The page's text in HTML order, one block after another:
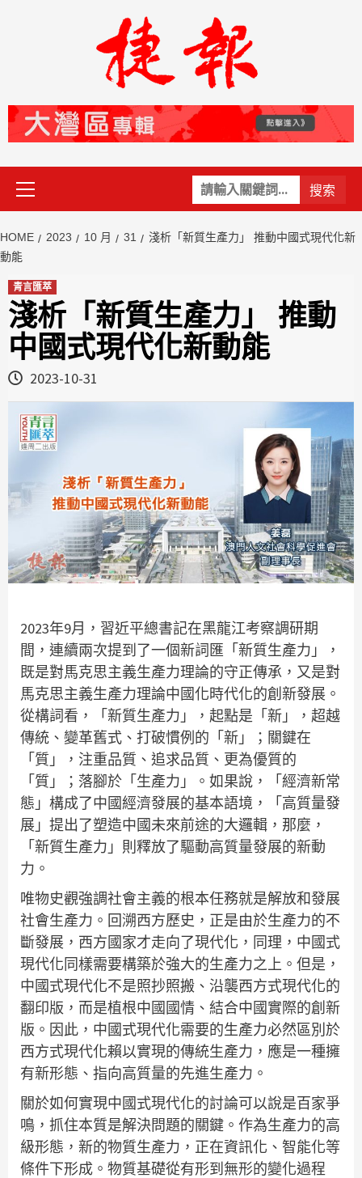
關
鍵
Primary
Menu
HOME 2023 10 月 31
淺析「新質生產力」 推動中國式現代化新
動能
青言匯萃
淺析「新質生產力」 推動
中國式現代化新動能
2023-10-31
2023年9月，習近平總書記在黑龍江考察調研期
間，連續兩次提到了一個新詞匯「新質生產力」，
既是對馬克思主義生產力理論的守正傳承，又是對
馬克思主義生產力理論中國化時代化的創新發展。
從構詞看，「新質生產力」，起點是「新」，超越
傳統、變革舊式、打破慣例的「新」；關鍵在
「質」，注重品質、追求品質、更為優質的
「質」；落腳於「生產力」。如果說，「經濟新常
態」構成了中國經濟發展的基本語境，「高質量發
展」提出了塑造中國未來前途的大邏輯，那麼，
「新質生產力」則釋放了驅動高質量發展的新動
力。
唯物史觀強調社會主義的根本任務就是解放和發展
社會生產力。回溯西方歷史，正是由於生產力的不
斷發展，西方國家才走向了現代化，同理，中國式
現代化同樣需要構築於強大的生產力之上。但是，
中國式現代化不是照抄照搬、沿襲西方式現代化的
翻印版，而是植根中國國情、結合中國實際的創新
版。因此，中國式現代化需要的生產力必然區別於
西方式現代化賴以實現的傳統生產力，應是一種擁
有新形態、指向高質量的先進生產力。
關於如何實現中國式現代化的討論可以說是百家爭
鳴，抓住本質是解決問題的關鍵。作為生產力的高
級形態，新的物質生產力，正在資訊化、智能化等
條件下形成。物質基礎從有形到無形的變化過程